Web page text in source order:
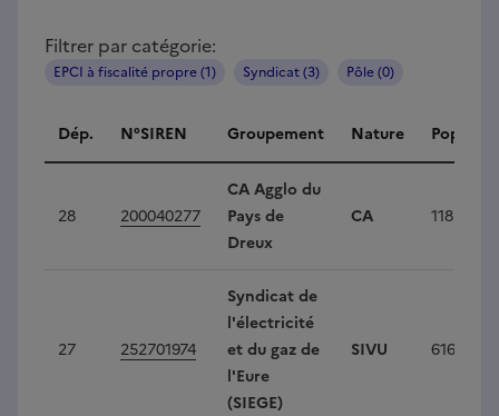
Filtrer par catégorie:
EPCI à fiscalité propre (1) Syndicat (3) Pôle (0)
Intercommunalités
Dép. N°SIREN Groupement Nature
28 200040277
CA Agglo du
Pays de
Dreux
CA 118 398
27 252701974
Syndicat de
l'électricité
et du gaz de
l'Eure
(SIEGE)
SIVU 616 217